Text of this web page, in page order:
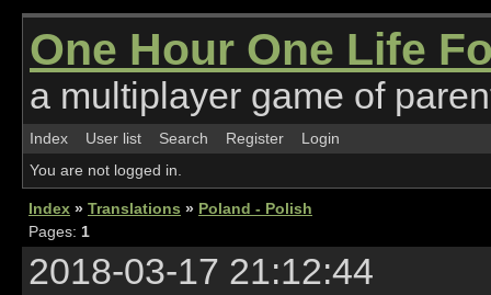
One Hour One Life
a multiplayer game of
Index User list Search Register
Login
You are not logged in.
Index » Translations » Poland - Polish
Pages: 1
2018-03-17 21:12:44